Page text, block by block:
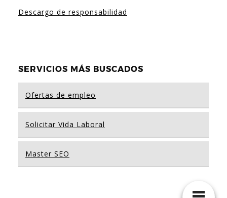
Descargo de responsabilidad
SERVICIOS MÁS BUSCADOS
Ofertas de empleo
Solicitar Vida Laboral
Master SEO